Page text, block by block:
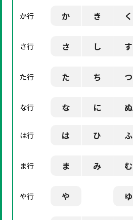
か行 か き く
さ行 さ し す
た行 た ち つ
な行 な に ぬ
は行 は ひ ふ
ま行 ま み む
や行 や ゆ